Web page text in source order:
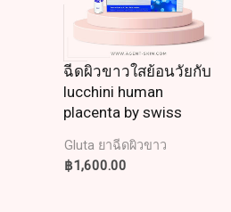
ฉีดผิวขาวใสย้อนวัยกับ
lucchini human
placenta by swiss
Gluta ยาฉีดผิวขาว
฿1,600.00